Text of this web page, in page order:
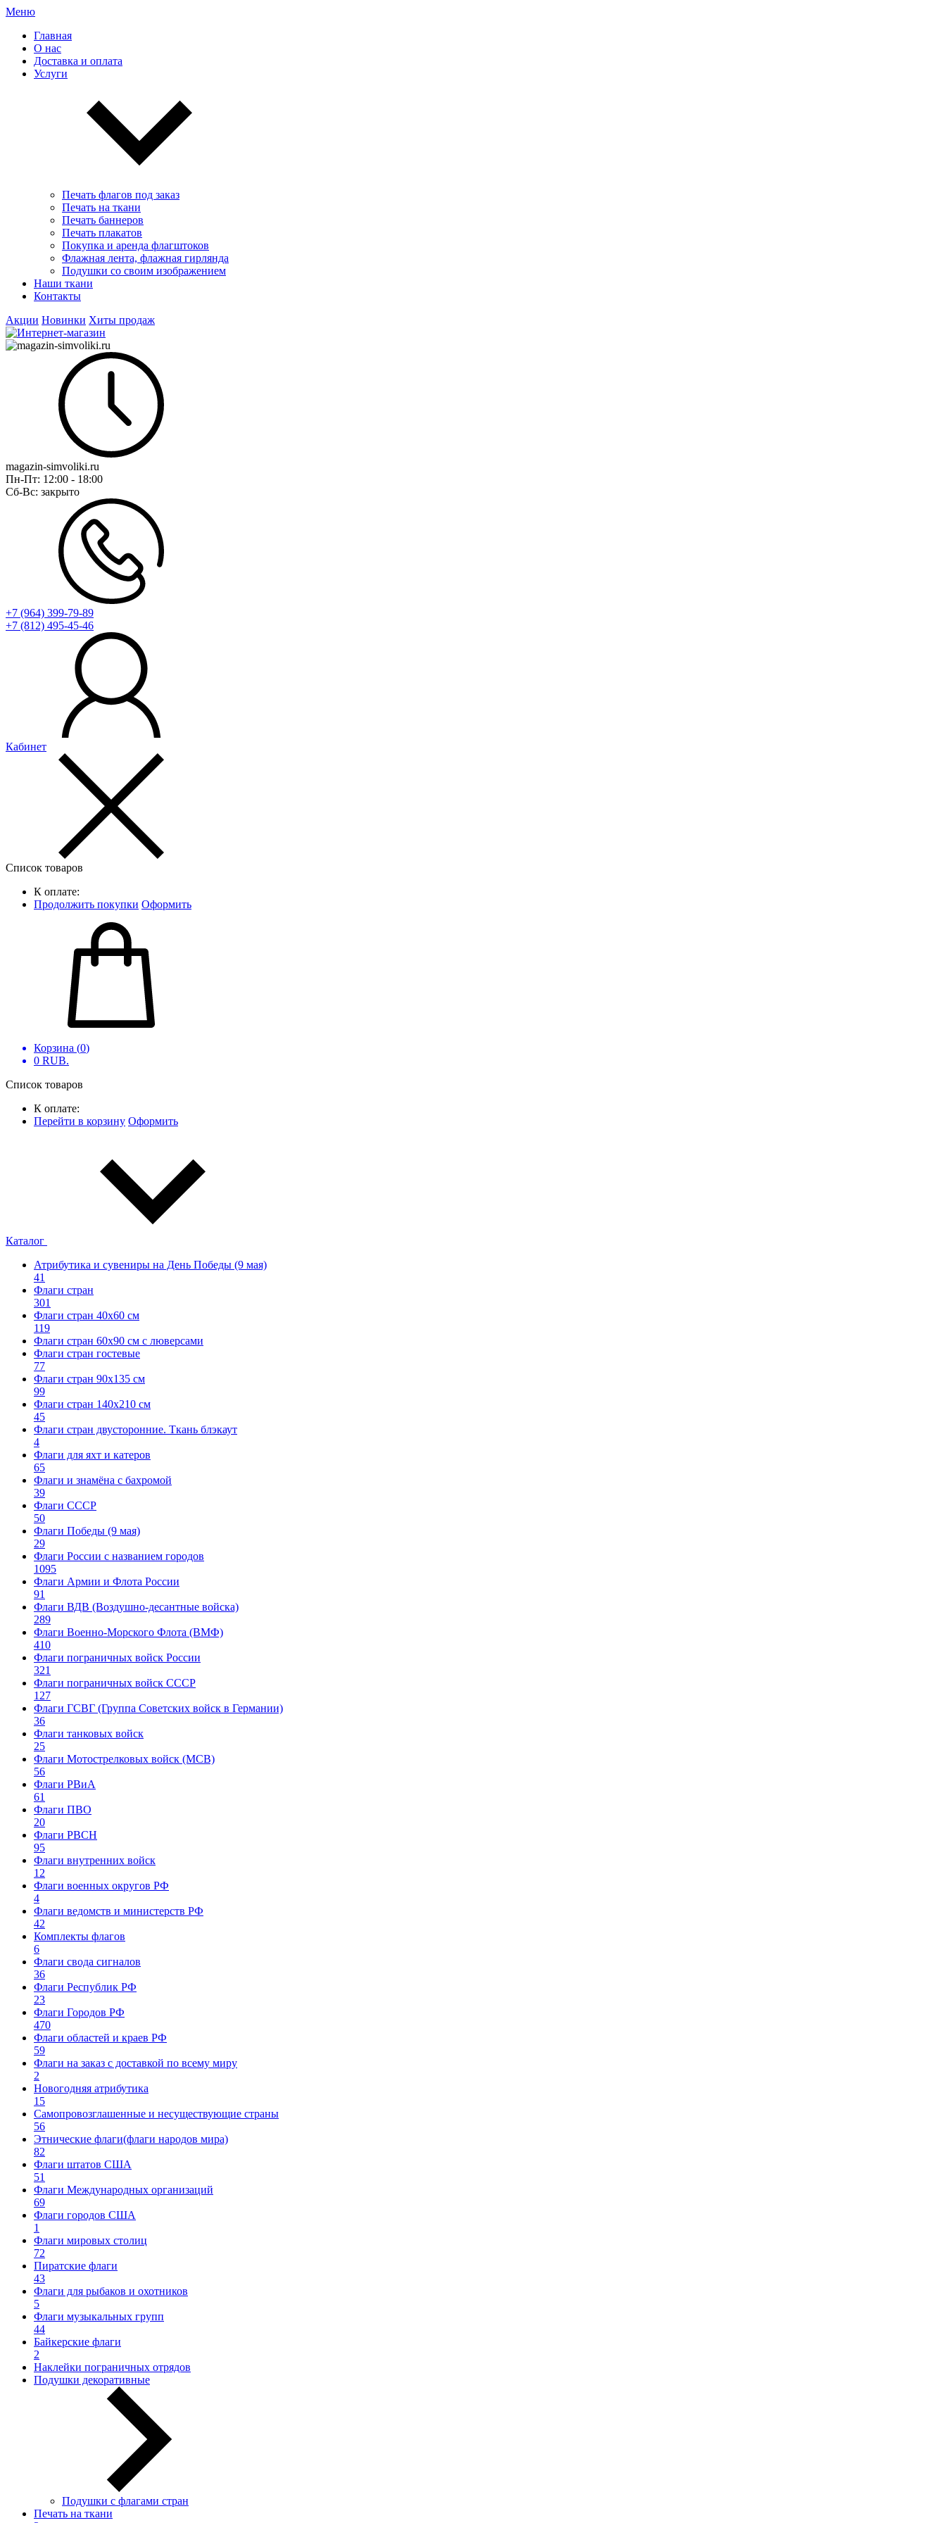
Меню
Главная
О нас
Доставка и оплата
Услуги
Печать флагов под заказ
Печать на ткани
Печать баннеров
Печать плакатов
Покупка и аренда флагштоков
Флажная лента, флажная гирлянда
Подушки со своим изображением
Наши ткани
Контакты
Акции Новинки Хиты продаж
magazin-simvoliki.ru
Пн-Пт: 12:00 - 18:00
Сб-Вс: закрыто
+7 (964) 399-79-89
+7 (812) 495-45-46
Кабинет
Список товаров
К оплате:
Продолжить покупки Оформить
Корзина (0)
0 RUB.
Список товаров
К оплате:
Перейти в корзину Оформить
Каталог
Атрибутика и сувениры на День Победы (9 мая)
41
Флаги стран
301
Флаги стран 40х60 см
119
Флаги стран 60x90 см с люверсами
Флаги стран гостевые
77
Флаги стран 90х135 см
99
Флаги стран 140х210 см
45
Флаги стран двусторонние. Ткань блэкаут
4
Флаги для яхт и катеров
65
Флаги и знамёна с бахромой
39
Флаги СССР
50
Флаги Победы (9 мая)
29
Флаги России с названием городов
1095
Флаги Армии и Флота России
91
Флаги ВДВ (Воздушно-десантные войска)
289
Флаги Военно-Морского Флота (ВМФ)
410
Флаги пограничных войск России
321
Флаги пограничных войск СССР
127
Флаги ГСВГ (Группа Советских войск в Германии)
36
Флаги танковых войск
25
Флаги Мотострелковых войск (МСВ)
56
Флаги РВиА
61
Флаги ПВО
20
Флаги РВСН
95
Флаги внутренних войск
12
Флаги военных округов РФ
4
Флаги ведомств и министерств РФ
42
Комплекты флагов
6
Флаги свода сигналов
36
Флаги Республик РФ
23
Флаги Городов РФ
470
Флаги областей и краев РФ
59
Флаги на заказ с доставкой по всему миру
2
Новогодняя атрибутика
15
Самопровозглашенные и несуществующие страны
56
Этнические флаги(флаги народов мира)
82
Флаги штатов США
51
Флаги Международных организаций
69
Флаги городов США
1
Флаги мировых столиц
72
Пиратские флаги
43
Флаги для рыбаков и охотников
5
Флаги музыкальных групп
44
Байкерские флаги
2
Наклейки пограничных отрядов
Подушки декоративные
Подушки с флагами стран
Печать на ткани